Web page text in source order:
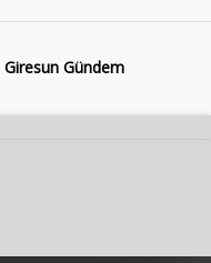
Giresun Gündem